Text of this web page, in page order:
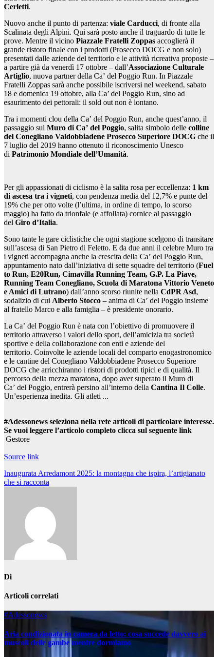
Cerletti.
Nuovo anche il punto di partenza: viale Carducci, di fronte alla
Scalinata degli Alpini. Qui sarà posto anche il traguardo di tutte le
prove. Mentre il vicino Piazzale Fratelli Zoppas accoglierà il
grande ristoro finale con i prodotti (Prosecco DOCG e non solo)
presentati dalle aziende del territorio e le attività ricreativa proposte –
a partire già da venerdì 17 ottobre – dall’Associazione Culturale
Artiglio, nuova partner della Ca’ del Poggio Run. In Piazzale
Fratelli Zoppas sarà anche possibile iscriversi nel weekend, sabato
18 e domenica 19 ottobre, alla Ca’ del Poggio Run, sino ad
esaurimento dei pettorali: il sold out non è lontano.
Tra i momenti clou della Ca’ del Poggio Run, anche quest’anno, il
passaggio sul Muro di Ca’ del Poggio, salita simbolo delle colline
del Conegliano Valdobbiadene Prosecco Superiore DOCG che il
7 luglio del 2019 hanno ottenuto il riconoscimento Unesco
di Patrimonio Mondiale dell’Umanità.
Per gli appassionati di ciclismo è la salita rosa per eccellenza: 1 km
di ascesa tra i vigneti, con pendenza media del 12,7% e punte del
19% che per otto volte (l’ultima, in ordine di tempo, lo scorso
maggio) ha fatto da trionfale (e affollata) cornice al passaggio
del Giro d’Italia.
Sono tante le gare ciclistiche che ogni stagione scelgono di transitare
sull’ascesa di San Pietro di Feletto. E da due anni il celebre Muro tra
i vigneti accompagna anche la crescita della Ca’ del Poggio Run,
appuntamento nato dall’iniziativa di sette squadre del territorio (Fuel
to Run, E20Run, Cimavilla Running Team, G.P. La Piave,
Running Team Conegliano, Scuola di Maratona Vittorio Veneto
e Amici di Lutrano) dall’anno scorso riunite nella CdPR Asd,
sodalizio di cui Alberto Stocco – anima di Ca’ del Poggio insieme
al fratello Marco e alla famiglia – è presidente onorario.
La Ca’ del Poggio Run è nata con l’obiettivo di promuovere il
territorio attraverso i valori dello sport, dell’amicizia tra società
sportive e della collaborazione con enti e aziende del
territorio. Coinvolte le aziende locali del comparto enogastronomico
e le cantine del Conegliano Valdobbiadene Prosecco Superiore
DOCG che arricchiranno i ristori di prodotti tipici e di qualità. Il
percorso della mezza maratona, dopo aver superato il Muro di
Ca’ del Poggio, entrerà persino all’interno della Cantina Il Colle.
Un’esperienza inedita. Gli atleti ...
#Adessonews seleziona nella rete articoli di particolare interesse.
Se vuoi leggere l’articolo completo clicca sul seguente link
Gestore
Source link
Navigazione
articoli
Inaugurata Arredamont 2025: la montagna che ispira, l’artigianato
che si racconta
Di
Articoli correlati
#Adessonews
Aria condizionata in camera da letto: cosa succede davvero ai
muscoli delle gambe mentre dormiamo